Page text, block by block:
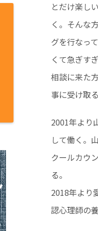
とだけ楽し
く。そんな
グを行なっ
くて急ぎす
相談に来た
事に受け取
2001年より
して働く。
クールカウ
る。
2018年より
認心理師の